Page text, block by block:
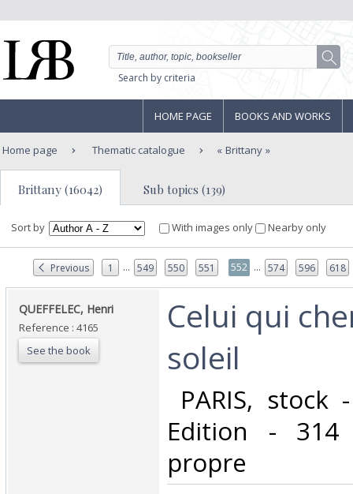
Search by criteria
HOME PAGE BOOKS AND WORKS
Home page Thematic catalogue Brittany
Brittany (16042) Sub topics (139)
Sort by With images only Nearby only
Previous 1 ... 549 550 551 552 ... 574 596 618
‎QUEFFELEC, Henri ‎
Reference : 4165
See the book
‎Celui qui
soleil‎
PARIS,
Edition -
propre‎